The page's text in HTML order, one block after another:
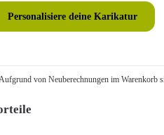
Personalisiere deine Karikatur
von Neuberechnungen im Warenkorb